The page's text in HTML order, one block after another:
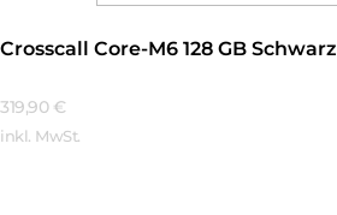
Crosscall Core-M6 128 GB Schwarz
319,90 €
inkl. MwSt.